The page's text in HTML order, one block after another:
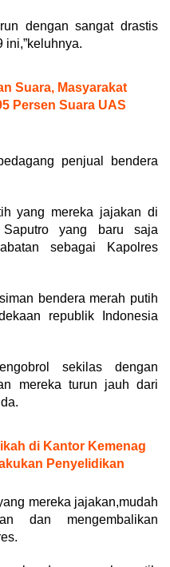
dengan sangat drastis
ini,”keluhnya.
Suara, Masyarakat
Persen Suara UAS
penjual bendera
yang mereka jajakan di
yang baru saja
sebagai Kapolres
bendera merah putih
republik Indonesia
sekilas dengan
mereka turun jauh dari
di Kantor Kemenag
Penyelidikan
mereka jajakan,mudah
dan mengembalikan